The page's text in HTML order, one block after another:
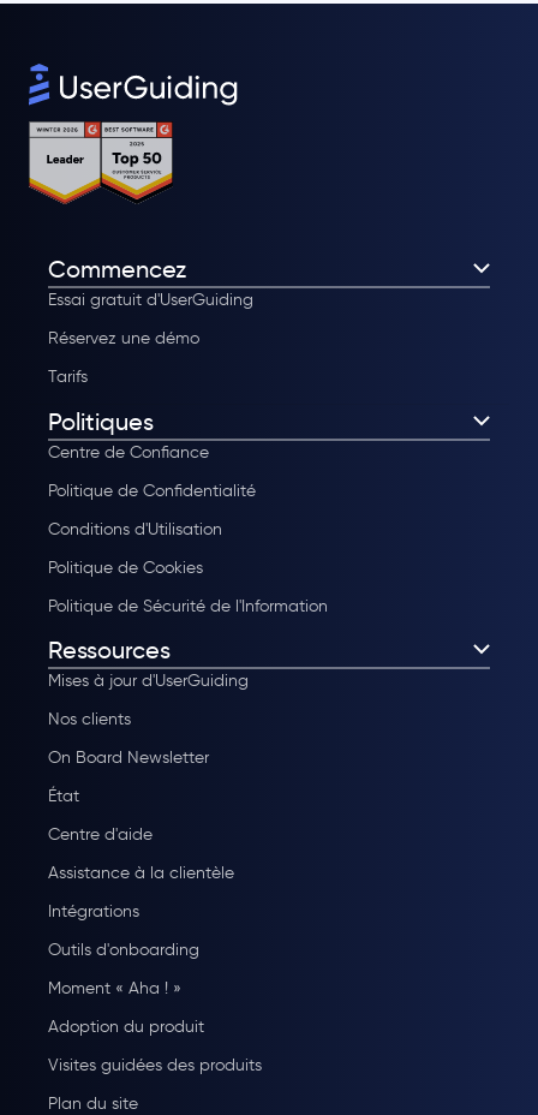
Commencez
Essai gratuit d'UserGuiding
Réservez une démo
Tarifs
Politiques
Centre de Confiance
Politique de Confidentialité
Conditions d'Utilisation
Politique de Cookies
Politique de Sécurité de l'Information
Ressources
Mises à jour d'UserGuiding
Nos clients
On Board Newsletter
État
Centre d'aide
Assistance à la clientèle
Intégrations
Outils d'onboarding
Moment « Aha ! »
Adoption du produit
Visites guidées des produits
Plan du site